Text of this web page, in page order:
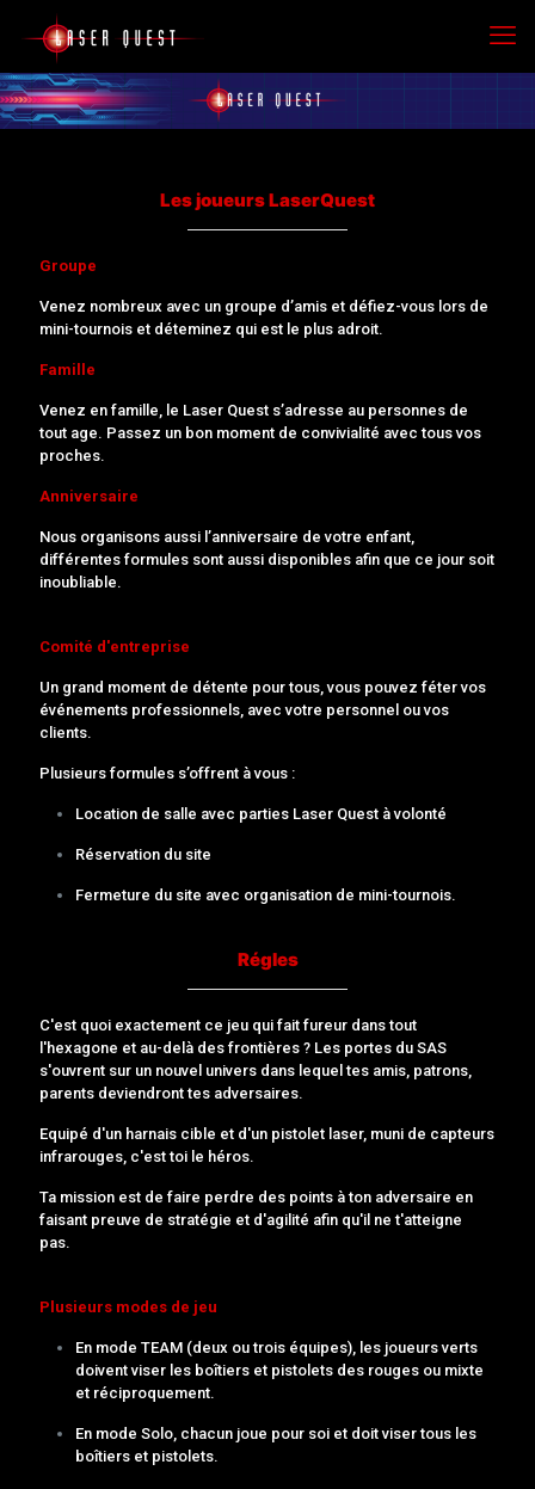
Les joueurs LaserQuest
Groupe
Venez nombreux avec un groupe d’amis et défiez-vous lors de
mini-tournois et déteminez qui est le plus adroit.
Famille
Venez en famille, le Laser Quest s’adresse au personnes de
tout age. Passez un bon moment de convivialité avec tous vos
proches.
Anniversaire
Nous organisons aussi l’anniversaire de votre enfant,
différentes formules sont aussi disponibles afin que ce jour soit
inoubliable.
Comité d'entreprise
Un grand moment de détente pour tous, vous pouvez féter vos
événements professionnels, avec votre personnel ou vos
clients.
Plusieurs formules s’offrent à vous :
Location de salle avec parties Laser Quest à volonté
Réservation du site
Fermeture du site avec organisation de mini-tournois.
Régles
C'est quoi exactement ce jeu qui fait fureur dans tout
l'hexagone et au-delà des frontières ? Les portes du SAS
s'ouvrent sur un nouvel univers dans lequel tes amis, patrons,
parents deviendront tes adversaires.
Equipé d'un harnais cible et d'un pistolet laser, muni de capteurs
infrarouges, c'est toi le héros.
Ta mission est de faire perdre des points à ton adversaire en
faisant preuve de stratégie et d'agilité afin qu'il ne t'atteigne
pas.
Plusieurs modes de jeu
En mode TEAM (deux ou trois équipes), les joueurs verts
doivent viser les boîtiers et pistolets des rouges ou mixte
et réciproquement.
En mode Solo, chacun joue pour soi et doit viser tous les
boîtiers et pistolets.